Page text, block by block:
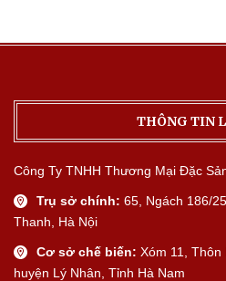
THÔNG TIN
Công Ty TNHH Thương Mại Đặc
Trụ sở chính: 65, Ngách 186/
Thanh, Hà Nội
Cơ sở chế biến: Xóm 11, Thôn
huyện Lý Nhân, Tỉnh Hà Nam